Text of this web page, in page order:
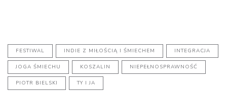
FESTIWAL INDIE Z MIŁOŚCIĄ I ŚMIECHEM INTEGRACJA
JOGA ŚMIECHU KOSZALIN NIEPEŁNOSPRAWNOŚĆ
PIOTR BIELSKI TY I JA